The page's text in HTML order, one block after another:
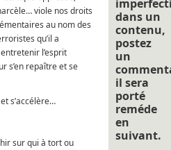
viole nos droits
au nom des
qu’il a
l’esprit
s’en repaître et se
s’accélère…
sur qui à tort ou
dans un
contenu,
postez
un
il sera
porté
reméde
en
suivant.